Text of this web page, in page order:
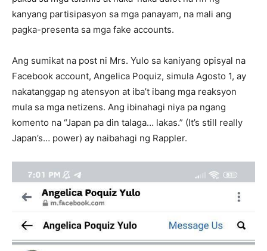
kanyang partisipasyon sa mga panayam, na mali ang
pagka-presenta sa mga fake accounts.
Ang sumikat na post ni Mrs. Yulo sa kaniyang opisyal na
Facebook account, Angelica Poquiz, simula Agosto 1, ay
nakatanggap ng atensyon at iba’t ibang mga reaksyon
mula sa mga netizens. Ang ibinahagi niya pa ngang
komento na “Japan pa din talaga… lakas.” (It’s still really
Japan’s… power) ay naibahagi ng Rappler.